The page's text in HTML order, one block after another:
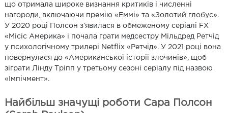
що отримала широке визнання критиків і численні
нагороди, включаючи премію «Еммі» та «Золотий глобус».
У 2020 році Полсон з’явилася в обмеженому серіалі FX
«Місіс Америка» і почала грати медсестру Мільдред Ретчід
у психологічному трилері Netflix «Ретчід». У 2021 році вона
повернулася до «Американської історії злочинів», щоб
зіграти Лінду Тріпп у третьому сезоні серіалу під назвою
«Імпічмент».
Найбільш значущі роботи Сара Полсон